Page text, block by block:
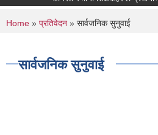
You are here
Home » प्रतिवेदन » सार्वजनिक सुनुवाई
सार्वजनिक सुनुवाई